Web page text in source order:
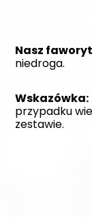
Nasz
niedroga.
Wskazówka:
przypadku
zestawie.